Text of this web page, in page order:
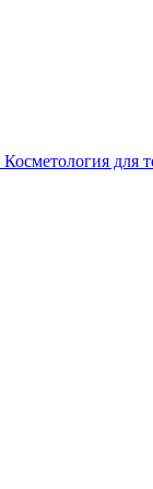
Косметология для